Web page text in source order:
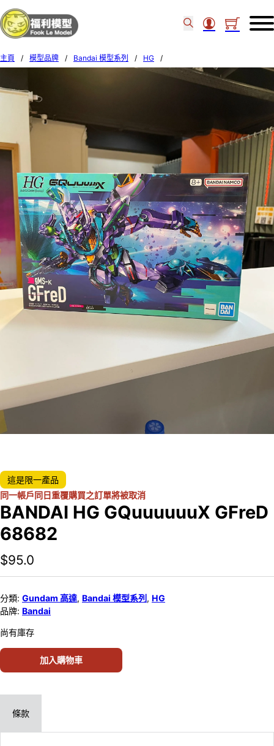
主頁 / 模型品牌 / Bandai 模型系列 / HG
/
這是限一產品
同一帳戶同日重覆購買之訂單將被取消
BANDAI HG GQuuuuuuX GFreD
68682
$95.0
分類: Gundam 高達, Bandai 模型系列 , HG
品牌: Bandai
尚有庫存
加入購物車
條款